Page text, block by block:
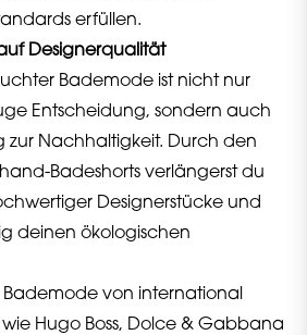
erfüllen.
Designerqualität
Bademode ist nicht nur
Entscheidung, sondern auch
zur Nachhaltigkeit. Durch den
Badeshorts verlängerst du
Designerstücke und
deinen ökologischen
Bademode von international
Hugo Boss, Dolce & Gabbana